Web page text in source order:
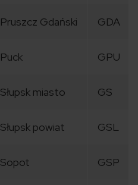
Pruszcz Gdański GDA
Puck GPU
Słupsk miasto GS
Słupsk powiat GSL
Sopot GSP